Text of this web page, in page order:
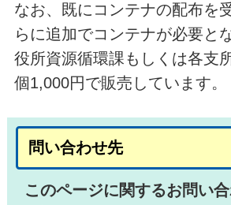
なお、既にコンテナの配布を
らに追加でコンテナが必要と
役所資源循環課もしくは各支
個1,000円で販売しています。
問い合わせ先
このページに関するお問い